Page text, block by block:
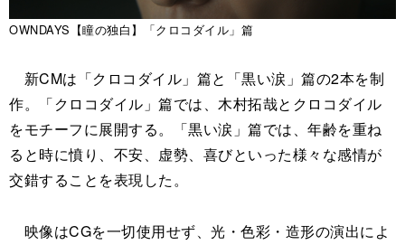
OWNDAYS【瞳の独白】「クロコダイル」篇
新CMは「クロコダイル」篇と「黒い涙」篇の2本を制
作。「クロコダイル」篇では、木村拓哉とクロコダイル
をモチーフに展開する。「黒い涙」篇では、年齢を重ね
ると時に憤り、不安、虚勢、喜びといった様々な感情が
交錯することを表現した。
映像はCGを一切使用せず、光・色彩・造形の演出によ